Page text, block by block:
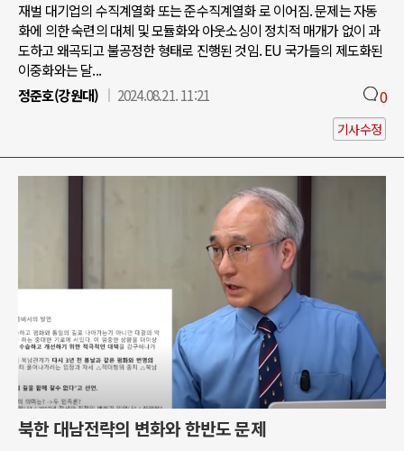
재벌 대기업의 수직계열화 또는 준수직계열화 로 이어짐. 문제는 자동
화에 의한 숙련의 대체 및 모듈화와 아웃소싱이 정치적 매개가 없이 과
도하고 왜곡되고 불공정한 형태로 진행된 것임. EU 국가들의 제도화된
이중화와는 달...
정준호(강원대)
2024.08.21. 11:21 0
기사수정
북한 대남전략의 변화와 한반도 문제